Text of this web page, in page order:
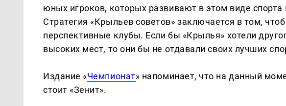
юных игроков, которых развивают в этом виде
Стратегия «Крыльев советов» заключается в том,
перспективные клубы. Если бы «Крылья» хотели
высоких мест, то они бы не отдавали своих лучших
Издание «Чемпионат» напоминает, что на данный
стоит «Зенит».